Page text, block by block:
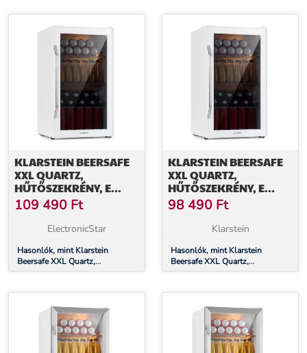
KLARSTEIN BEERSAFE
XXL QUARTZ,
HŰTŐSZEKRÉNY, E
ENERGIAHATÉKONYSÁGI
OSZTÁLY, LED, 3 FÉM
POLC, PANORÁMA
109 490 Ft
ElectronicStar
Hasonlók, mint Klarstein
Beersafe XXL Quartz,
hűtőszekrény, E
LED, 3 fém polc, panoráma
KLARSTEIN BEERSAFE
XXL QUARTZ,
HŰTŐSZEKRÉNY, E
ENERGIAHATÉKONYSÁGI
OSZTÁLY, 3 FÉM POLC,
PANORÁMA ÜVEGAJTÓ
98 490 Ft
Klarstein
Hasonlók, mint Klarstein
Beersafe XXL Quartz,
hűtőszekrény, E
fém polc, panoráma üvegajtó